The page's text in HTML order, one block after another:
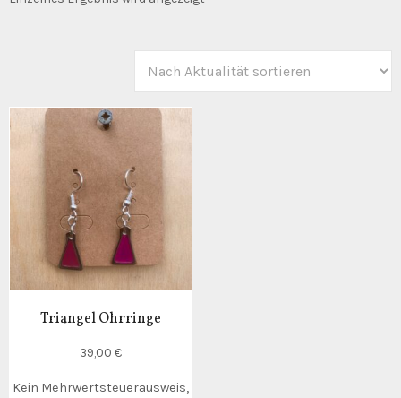
Triangel Ohrringe
39,00€
Kein Mehrwertsteuerausweis,